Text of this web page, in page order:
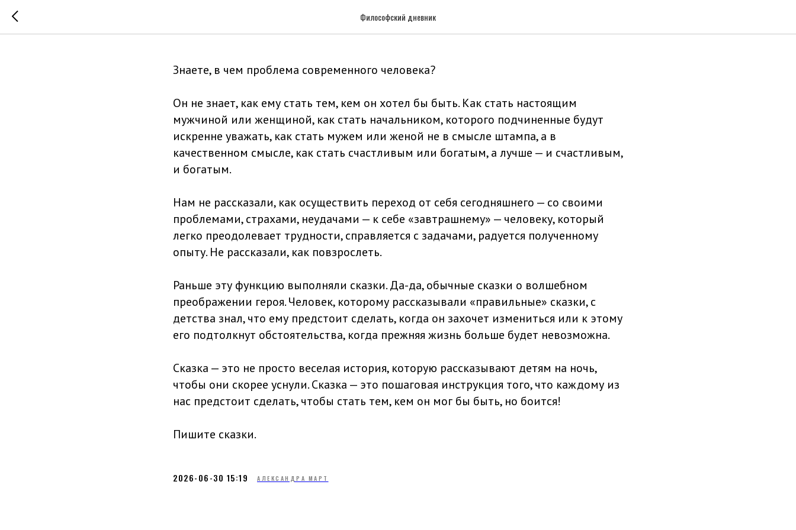
Философский дневник
Знаете, в чем проблема современного человека?
Знаете, в чем проблема современного человека?
Он не знает, как ему стать тем, кем он хотел бы быть. Как стать настоящим
мужчиной или женщиной, как стать начальником, которого подчиненные будут
искренне уважать, как стать мужем или женой не в смысле штампа, а в
качественном смысле, как стать счастливым или богатым, а лучше — и счастливым,
и богатым.
Нам не рассказали, как осуществить переход от себя сегодняшнего — со своими
проблемами, страхами, неудачами — к себе «завтрашнему» — человеку, который
легко преодолевает трудности, справляется с задачами, радуется полученному
опыту. Не рассказали, как повзрослеть.
Раньше эту функцию выполняли сказки. Да-да, обычные сказки о волшебном
преображении героя. Человек, которому рассказывали «правильные» сказки, с
детства знал, что ему предстоит сделать, когда он захочет измениться или к этому
его подтолкнут обстоятельства, когда прежняя жизнь больше будет невозможна.
Сказка — это не просто веселая история, которую рассказывают детям на ночь,
чтобы они скорее уснули. Сказка — это пошаговая инструкция того, что каждому из
нас предстоит сделать, чтобы стать тем, кем он мог бы быть, но боится!
Пишите сказки.
2026-06-30 15:19 АЛЕКСАНДРА МАРТ